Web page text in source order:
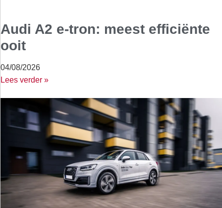
Audi A2 e-tron: meest efficiënte
ooit
04/08/2026
Lees verder »